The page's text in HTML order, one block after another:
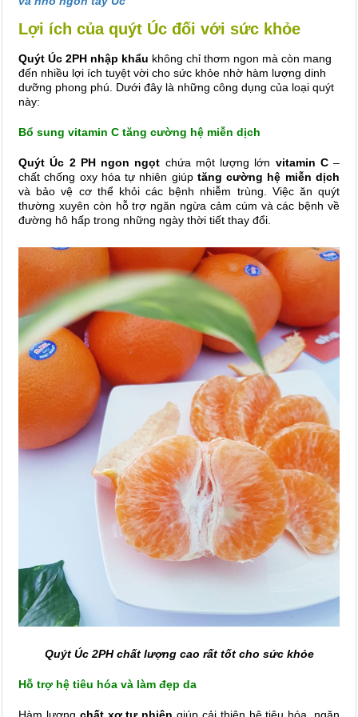
Lợi ích của quýt Úc đối với sức khỏe
Quýt Úc 2PH nhập khẩu không chỉ thơm ngon mà còn mang
đến nhiều lợi ích tuyệt vời cho sức khỏe nhờ hàm lượng dinh
dưỡng phong phú. Dưới đây là những công dụng của loại quýt
này:
Bổ sung vitamin C tăng cường hệ miễn dịch
Quýt Úc 2 PH ngon ngọt chứa một lượng lớn vitamin C–
chất chống oxy hóa tự nhiên giúp tăng cường hệ miễn dịch
và bảo vệ cơ thể khỏi các bệnh nhiễm trùng. Việc ăn quýt
thường xuyên còn hỗ trợ ngăn ngừa cảm cúm và các bệnh về
đường hô hấp trong những ngày thời tiết thay đổi.
Quýt Úc 2PH chất lượng cao rất tốt cho sức khỏe
Hỗ trợ hệ tiêu hóa và làm đẹp da